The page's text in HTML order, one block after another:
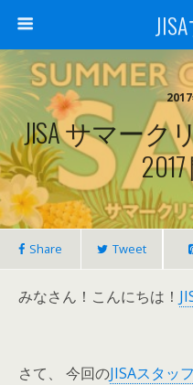
JISA サマー
Share Tweet
みなさん！こんにちは！
さて、 今回のJISAスタッ